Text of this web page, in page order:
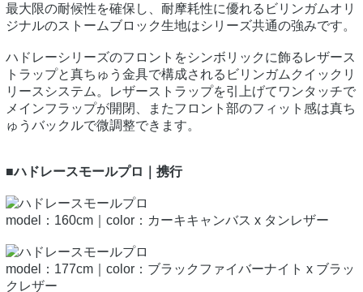
最大限の耐候性を確保し、耐摩耗性に優れるビリンガムオリ
ジナルのストームブロック生地はシリーズ共通の強みです。
ハドレーシリーズのフロントをシンボリックに飾るレザース
トラップと真ちゅう金具で構成されるビリンガムクイックリ
リースシステム。レザーストラップを引上げてワンタッチで
メインフラップが開閉、またフロント部のフィット感は真ち
ゅうバックルで微調整できます。
■ハドレースモールプロ｜携行
model：160cm｜color：カーキキャンバス x タンレザー
model：177cm｜color：ブラックファイバーナイト x ブラッ
クレザー